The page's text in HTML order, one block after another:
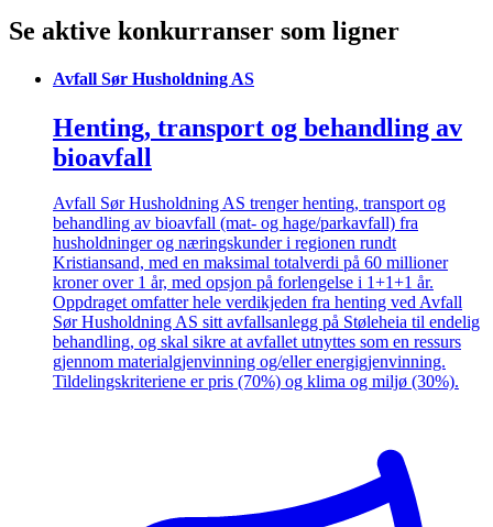
Se aktive konkurranser som ligner
Avfall Sør Husholdning AS
Henting, transport og behandling av
bioavfall
Avfall Sør Husholdning AS trenger henting, transport og
behandling av bioavfall (mat- og hage/parkavfall) fra
husholdninger og næringskunder i regionen rundt
Kristiansand, med en maksimal totalverdi på 60 millioner
kroner over 1 år, med opsjon på forlengelse i 1+1+1 år.
Oppdraget omfatter hele verdikjeden fra henting ved Avfall
Sør Husholdning AS sitt avfallsanlegg på Støleheia til endelig
behandling, og skal sikre at avfallet utnyttes som en ressurs
gjennom materialgjenvinning og/eller energigjenvinning.
Tildelingskriteriene er pris (70%) og klima og miljø (30%).